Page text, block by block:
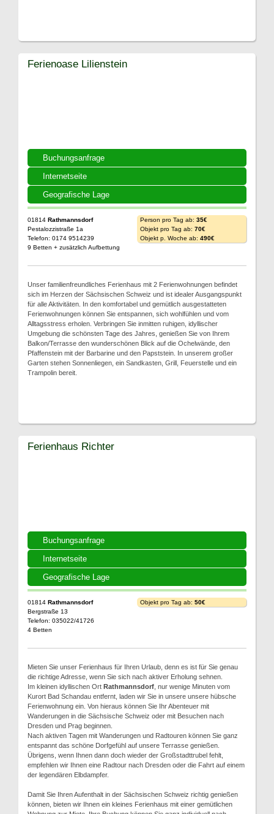
Buchungsanfrage
Internetseite
Geografische Lage
Ferienoase Lilienstein
01814 Rathmannsdorf
Pestalozzistraße 1a
Telefon: 0174 9514239
9 Betten + zusätzlich Aufbettung
Person pro Tag ab: 35€
Objekt pro Tag ab: 70€
Objekt p. Woche ab: 490€
Unser familienfreundliches Ferienhaus mit 2 Ferienwohnungen befindet
sich im Herzen der Sächsischen Schweiz und ist idealer Ausgangspunkt
für alle Aktivitäten. In den komfortabel und gemütlich ausgestatteten
Ferienwohnungen können Sie entspannen, sich wohlfühlen und vom
Alltagsstress erholen. Verbringen Sie inmitten ruhigen, idyllischer
Umgebung die schönsten Tage des Jahres, genießen Sie von Ihrem
Balkon/Terrasse den wunderschönen Blick auf die Ochelwände, den
Pfaffenstein mit der Barbarine und den Papststein. In unserem großer
Garten stehen Sonnenliegen, ein Sandkasten, Grill, Feuerstelle und ein
Trampolin bereit.
Buchungsanfrage
Internetseite
Geografische Lage
Ferienhaus Richter
01814 Rathmannsdorf
Bergstraße 13
Telefon: 035022/41726
4 Betten
Objekt pro Tag ab: 50€
Mieten Sie unser Ferienhaus für Ihren Urlaub, denn es ist für Sie genau
die richtige Adresse, wenn Sie sich nach aktiver Erholung sehnen.
Im kleinen idyllischen Ort Rathmannsdorf , nur wenige Minuten vom
Kurort Bad Schandau entfernt, laden wir Sie in unsere unsere hübsche
Ferienwohnung ein. Von hieraus können Sie Ihr Abenteuer mit
Wanderungen in die Sächsische Schweiz oder mit Besuchen nach
Dresden und Prag beginnen.
Nach aktiven Tagen mit Wanderungen und Radtouren können Sie ganz
entspannt das schöne Dorfgefühl auf unsere Terrasse genießen.
Übrigens, wenn Ihnen dann doch wieder der Großstadttrubel fehlt,
empfehlen wir Ihnen eine Radtour nach Dresden oder die Fahrt auf einem
der legendären Elbdampfer.
Damit Sie Ihren Aufenthalt in der Sächsischen Schweiz richtig genießen
können, bieten wir Ihnen ein kleines Ferienhaus mit einer gemütlichen